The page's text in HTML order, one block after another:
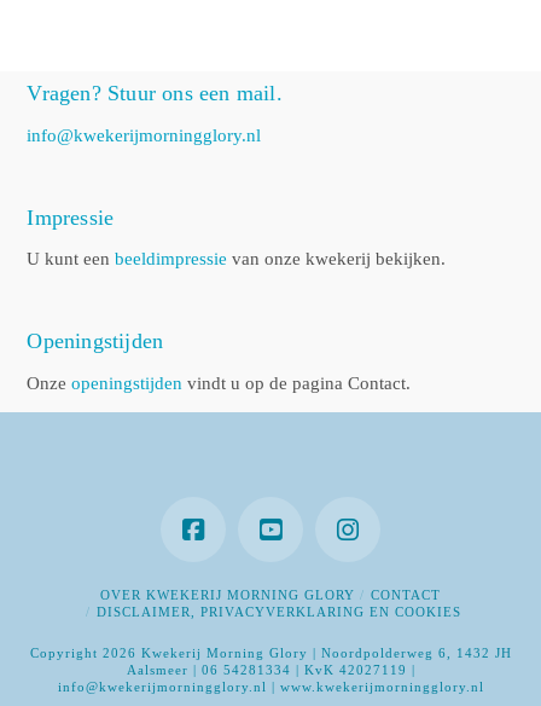
Vragen? Stuur ons een mail.
info@kwekerijmorningglory.nl
Impressie
U kunt eenbeeldimpressie van onze kwekerij bekijken.
Openingstijden
Onzeopeningstijden vindt u op de pagina Contact.
OVER KWEKERIJ MORNING GLORY
CONTACT
DISCLAIMER, PRIVACYVERKLARING EN COOKIES
Copyright 2026 Kwekerij Morning Glory | Noordpolderweg 6, 1432 JH
Aalsmeer | 06 54281334 | KvK 42027119 |
info@kwekerijmorningglory.nl | www.kwekerijmorningglory.nl